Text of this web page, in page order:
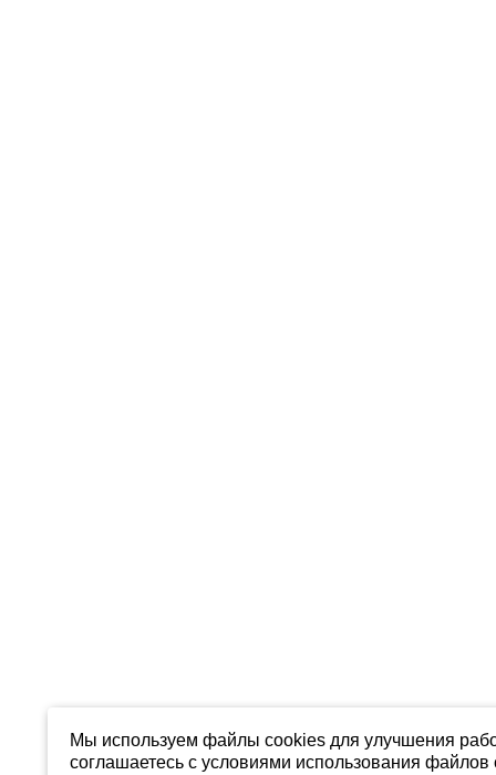
Мы используем файлы cookies для улучшения
соглашаетесь с условиями использования файлов